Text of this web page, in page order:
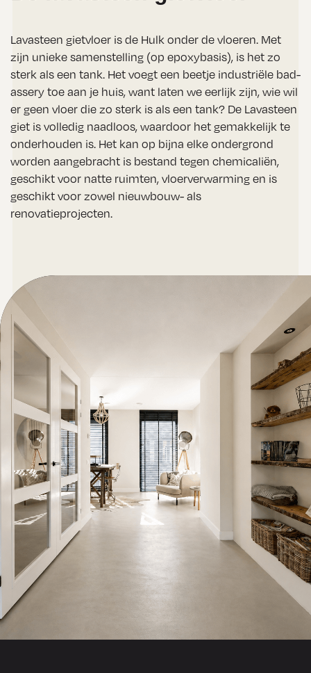
Lavasteen gietvloer is de Hulk onder de vloeren. Met
zijn unieke samenstelling (op epoxybasis), is het zo
sterk als een tank. Het voegt een beetje industriële bad-
assery toe aan je huis, want laten we eerlijk zijn, wie wil
er geen vloer die zo sterk is als een tank? De Lavasteen
giet is volledig naadloos, waardoor het gemakkelijk te
onderhouden is. Het kan op bijna elke ondergrond
worden aangebracht is bestand tegen chemicaliën,
geschikt voor natte ruimten, vloerverwarming en is
geschikt voor zowel nieuwbouw- als
renovatieprojecten.